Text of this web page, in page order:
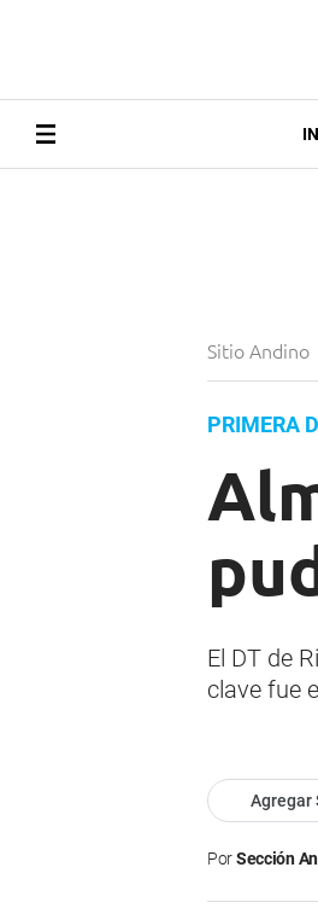
Sitio Andino
PRIMERA
El DT de
clave fue
Agregar
PorSección